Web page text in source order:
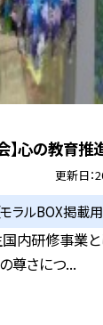
】心の教育推
更新日
ラルBOX掲載用
内研修事業と
尊さにつ...